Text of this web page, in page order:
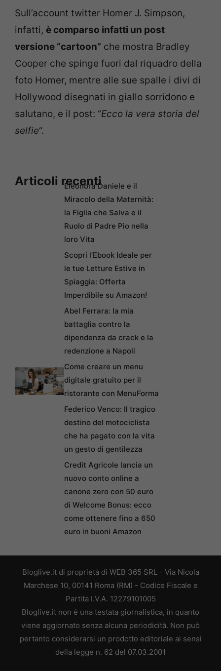
Sull’account twitter Homer J. Simpson,
infatti, è comparso infatti un post
versione “cartoon” che mostra Bradley
Cooper che spinge fuori dal riquadro della
foto Homer, mentre alle sue spalle i divi di
Hollywood disegnati in giallo sorridono e
salutano, e il post: “Ecco la vera storia del
selfie“.
Articoli recentiEleonora Daniele e il
Miracolo della Maternità:
la Figlia che Salva e il
Ruolo di Padre Pio nella
loro Vita
Scopri l’Ebook Ideale per
le tue Letture Estive in
Spiaggia: Offerta
Imperdibile su Amazon!
Abel Ferrara: la mia
battaglia contro la
dipendenza da crack e la
redenzione a Napoli
Come creare un menu
digitale gratuito per il
ristorante con MenuForma
Federico Venco: Il tragico
destino del motociclista
che ha pagato con la vita
un gesto di gentilezza
Credit Agricole lancia un
nuovo conto online a
canone zero con 50 euro
di Welcome Bonus: ecco
come ottenere fino a 650
euro in buoni Amazon
Bloglive.it di proprietà di WEB 365 SRL - Via Nicola
Marchese 10, 00141 Roma (RM) - Codice Fiscale e
Partita I.V.A. 12279101005
Bloglive.it non è una testata giornalistica, in quanto
viene aggiornato senza alcuna periodicità. Non può
pertanto considerarsi un prodotto editoriale ai sensi
della legge n. 62 del 07.03.2001